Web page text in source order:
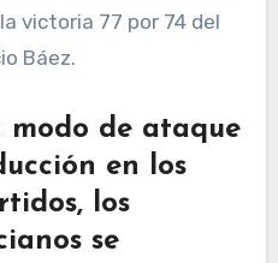
victoria 77 por 74 del
Báez.
modo de ataque
en los
los
se